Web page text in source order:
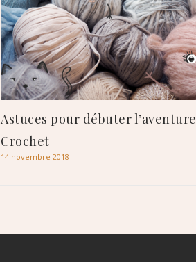
Astuces pour débuter l’aventure
Crochet
14 novembre 2018